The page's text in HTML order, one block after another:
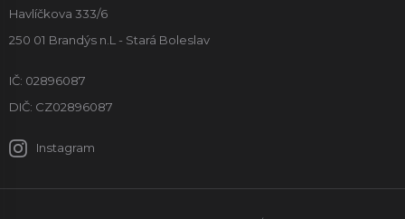
Havlíčkova 333/6
250 01 Brandýs n.L - Stará Boleslav
IČ: 02896087
DIČ: CZ02896087
Instagram